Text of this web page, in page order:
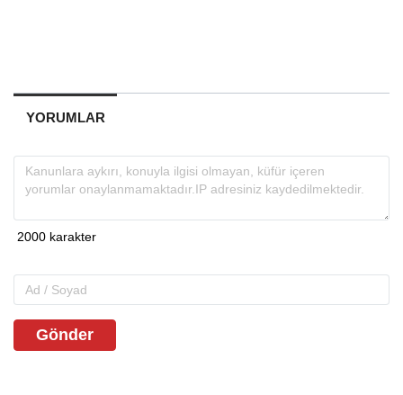
YORUMLAR
Gönder